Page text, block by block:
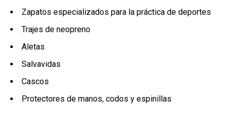
Zapatos especializados para la práctica de deportes
Trajes de neopreno
Aletas
Salvavidas
Cascos
Protectores de manos, codos y espinillas